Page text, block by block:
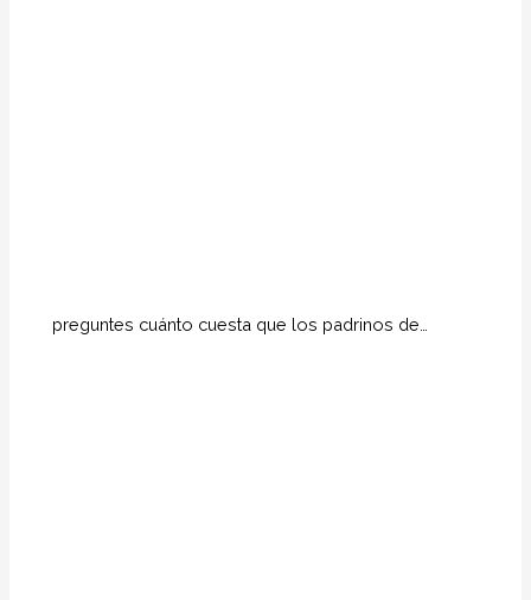
preguntes cuánto cuesta que los padrinos de…